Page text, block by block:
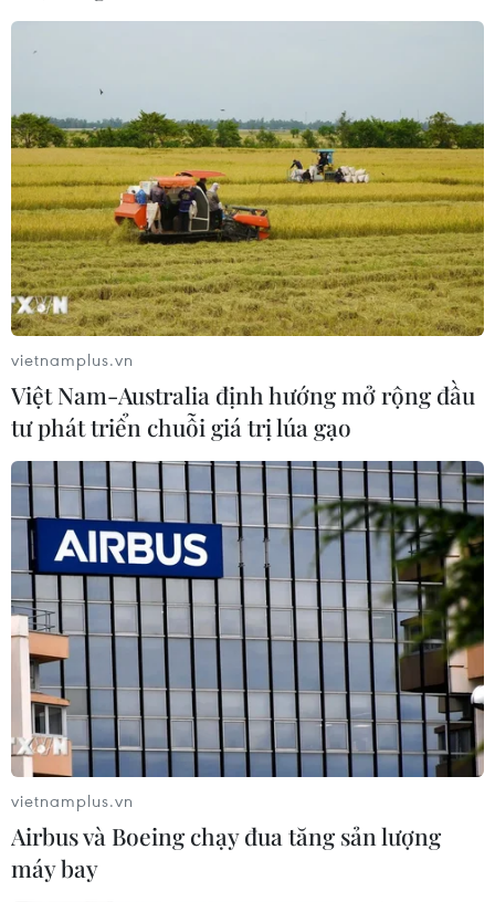
vietnamplus.vn
Việt Nam-Australia định hướng mở rộng đầu
tư phát triển chuỗi giá trị lúa gạo
vietnamplus.vn
Airbus và Boeing chạy đua tăng sản lượng
máy bay